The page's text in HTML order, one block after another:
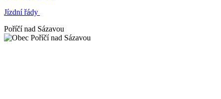
Jízdní řády
Poříčí nad Sázavou